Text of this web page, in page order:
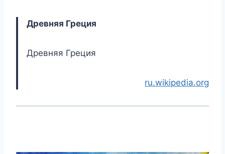
Древняя Греция
Древняя Греция
ru.wikipedia.org